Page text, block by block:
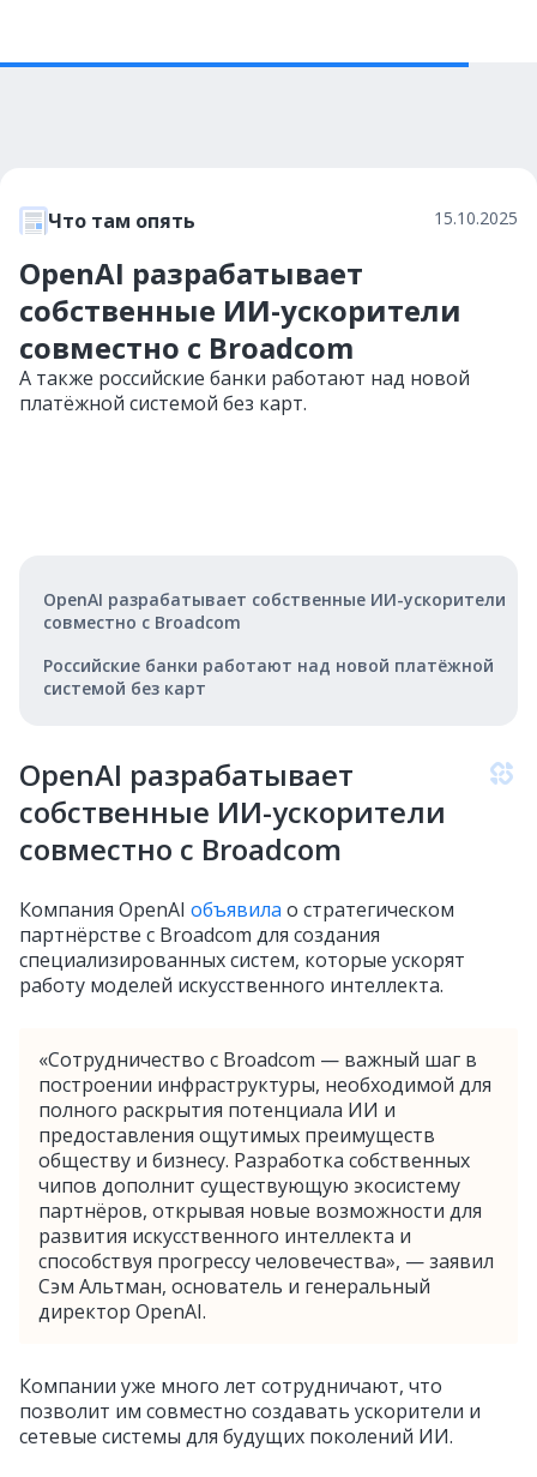
Что там опять 15.10.2025
OpenAI разрабатывает
собственные ИИ-ускорители
совместно с Broadcom
А также российские банки работают над новой
платёжной системой без карт.
OpenAI разрабатывает собственные ИИ-ускорители
совместно с Broadcom
Российские банки работают над новой платёжной
системой без карт
OpenAI разрабатывает
собственные ИИ-ускорители
совместно с Broadcom
Компания OpenAI объявила о стратегическом
партнёрстве с Broadcom для создания
специализированных систем, которые ускорят
работу моделей искусственного интеллекта.
«Сотрудничество с Broadcom — важный шаг в
построении инфраструктуры, необходимой для
полного раскрытия потенциала ИИ и
предоставления ощутимых преимуществ
обществу и бизнесу. Разработка собственных
чипов дополнит существующую экосистему
партнёров, открывая новые возможности для
развития искусственного интеллекта и
способствуя прогрессу человечества», — заявил
Сэм Альтман, основатель и генеральный
директор OpenAI.
Компании уже много лет сотрудничают, что
позволит им совместно создавать ускорители и
сетевые системы для будущих поколений ИИ.